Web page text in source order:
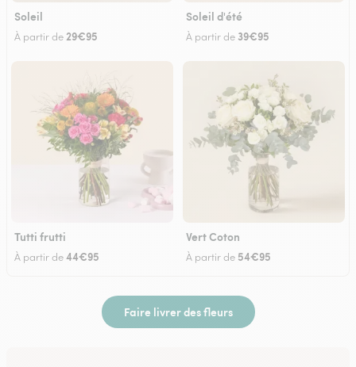
Soleil
À partir de29€95
Soleil d'été
À partir de 39€95
Tutti frutti
À partir de44€95
Vert Coton
À partir de 54€95
Faire livrer des fleurs